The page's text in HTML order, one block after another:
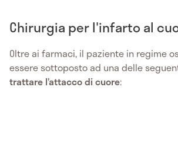
Chirurgia per l'infarto al
Oltre ai farmaci, il paziente in regime
essere sottoposto ad una delle
trattare l’attacco di cuore: